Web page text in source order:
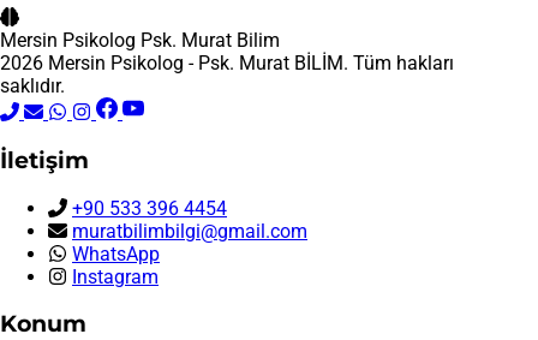
Mersin Psikolog Psk. Murat Bilim
2026 Mersin Psikolog - Psk. Murat BİLİM. Tüm hakları
saklıdır.
İletişim
+90 533 396 4454
muratbilimbilgi@gmail.com
WhatsApp
Instagram
Konum